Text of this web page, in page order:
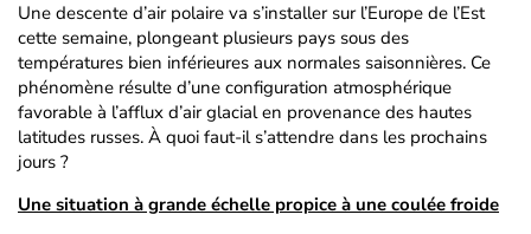
Une descente d’air polaire va s’installer sur l’Europe de l’Est
cette semaine, plongeant plusieurs pays sous des
températures bien inférieures aux normales saisonnières. Ce
phénomène résulte d’une configuration atmosphérique
favorable à l’afflux d’air glacial en provenance des hautes
latitudes russes. À quoi faut-il s’attendre dans les prochains
jours ?
Une situation à grande échelle propice à une coulée froide